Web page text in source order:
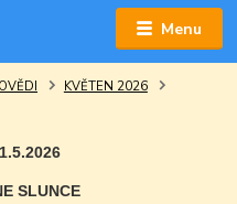
Menu
KVĚTEN 2026
SLUNCE